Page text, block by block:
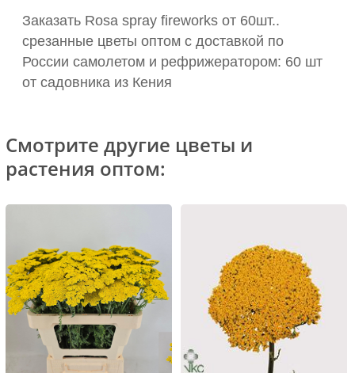
Заказать Rosa spray fireworks от 60шт..
срезанные цветы оптом с доставкой по
России самолетом и рефрижератором: 60 шт
от садовника из Кения
Смотрите другие цветы и
растения оптом: